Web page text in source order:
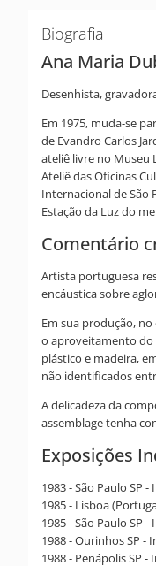
Biografia
Ana Maria
Desenhista,
Em 1975, muda-se
de Evandro Carlos
ateliê livre no Museu
Ateliê das Oficinas
Internacional de São
Estação da Luz do
Comentário
Artista portuguesa
encáustica sobre
Em sua produção,
o aproveitamento do
plástico e madeira,
não identificados
A delicadeza da
assemblage tenha
Exposições
1983 - São Paulo SP
1985 - Lisboa
1985 - São Paulo SP -
1988 - Ourinhos SP -
1988 - Penápolis SP